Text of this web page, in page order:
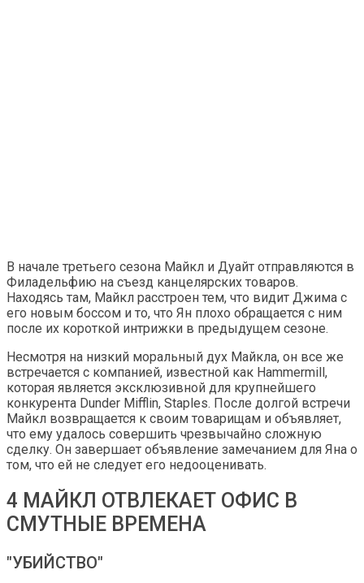
В начале третьего сезона Майкл и Дуайт отправляются в
Филадельфию на съезд канцелярских товаров.
Находясь там, Майкл расстроен тем, что видит Джима с
его новым боссом и то, что Ян плохо обращается с ним
после их короткой интрижки в предыдущем сезоне.
Несмотря на низкий моральный дух Майкла, он все же
встречается с компанией, известной как Hammermill,
которая является эксклюзивной для крупнейшего
конкурента Dunder Mifflin, Staples. После долгой встречи
Майкл возвращается к своим товарищам и объявляет,
что ему удалось совершить чрезвычайно сложную
сделку. Он завершает объявление замечанием для Яна о
том, что ей не следует его недооценивать.
4 МАЙКЛ ОТВЛЕКАЕТ ОФИС В
СМУТНЫЕ ВРЕМЕНА
"УБИЙСТВО"